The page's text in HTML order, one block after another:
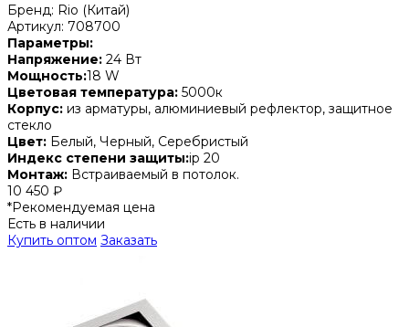
Бренд: Rio (Китай)
Артикул: 708700
Параметры:
Напряжение: 24 Вт
Мощность:18 W
Цветовая температура: 5000к
Корпус: из арматуры, алюминиевый рефлектор, защитное
стекло
Цвет: Белый, Черный, Серебристый
Индекс степени защиты:ip 20
Монтаж: Встраиваемый в потолок.
10 450 ₽
*Рекомендуемая цена
Есть в наличии
Купить оптом Заказать